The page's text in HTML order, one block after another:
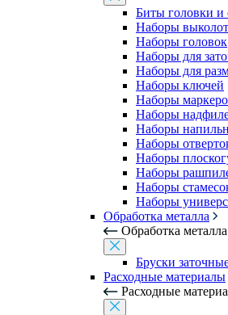
Биты головки и
Наборы
Наборы головок
Наборы для
Наборы для
Наборы ключей
Наборы
Наборы
Наборы
Наборы
Наборы
Наборы
Наборы
Наборы
Обработка металла
Обработка металла
Бруски
Расходные материалы
Расходные